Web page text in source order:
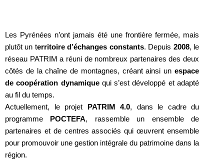
Les Pyrénées n’ont jamais été une frontière fermée, mais
plutôt un territoire d’échanges constants. Depuis 2008, le
réseau PATRIM a réuni de nombreux partenaires des deux
côtés de la chaîne de montagnes, créant ainsi un espace
de coopération dynamiquequi s’est développé et adapté
au fil du temps.
Actuellement, le projet
PATRIM 4.0, dans le cadre du
programme
POCTEFA, rassemble un ensemble de
partenaires et de centres associés qui œuvrent ensemble
pour promouvoir une gestion intégrale du patrimoine dans la
région.